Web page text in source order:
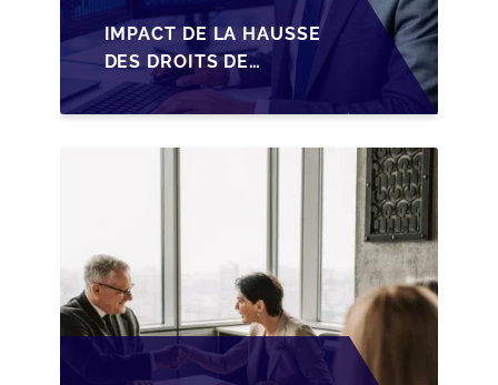
IMPACT DE LA HAUSSE
DES DROITS DE
SUCCESSION EN
WALLONIE SUR LA
TRANSMISSION